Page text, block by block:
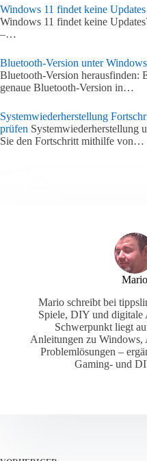
Windows 11 findet keine
Windows 11 findet keine
–…
Bluetooth-Version unter
Bluetooth-Version herausfinden:
genaue Bluetooth-Version in…
Systemwiederherstellung
prüfen Systemwiederherstellung
Sie den Fortschritt mithilfe von…
Mario
Mario schreibt bei
Spiele, DIY und digitale
Schwerpunkt liegt
Anleitungen zu Windows,
Problemlösungen –
Gaming- und